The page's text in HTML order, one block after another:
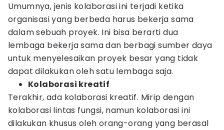
Umumnya, jenis kolaborasi ini terjadi ketika
organisasi yang berbeda harus bekerja sama
dalam sebuah proyek. Ini bisa berarti dua
lembaga bekerja sama dan berbagi sumber daya
untuk menyelesaikan proyek besar yang tidak
dapat dilakukan oleh satu lembaga saja.
Kolaborasi kreatif
Terakhir, ada kolaborasi kreatif. Mirip dengan
kolaborasi lintas fungsi, namun kolaborasi ini
dilakukan khusus oleh orang-orang yang berasal